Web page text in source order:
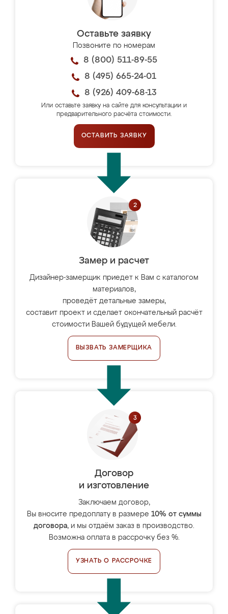
Оставьте заявку
Позвоните по номерам
8 (800) 511-89-55
8 (495) 665-24-01
8 (926) 409-68-13
Или оставьте заявку на сайте для консультации и
предварительного расчёта стоимости.
ОСТАВИТЬ ЗАЯВКУ
Замер и расчет
Дизайнер-замерщик приедет к Вам с каталогом
материалов,
проведёт детальные замеры,
составит проект и сделает окончательный расчёт
стоимости Вашей будущей мебели.
ВЫЗВАТЬ ЗАМЕРЩИКА
Договор
и изготовление
Заключаем договор,
Вы вносите предоплату в размере 10% от суммы
договора, и мы отдаём заказ в производство.
Возможна оплата в рассрочку без %.
УЗНАТЬ О РАССРОЧКЕ